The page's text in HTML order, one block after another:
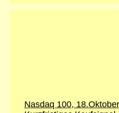
Nasdaq 100,